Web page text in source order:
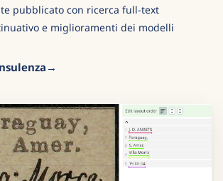
pubblicato con ricerca full-text
e miglioramenti dei modelli